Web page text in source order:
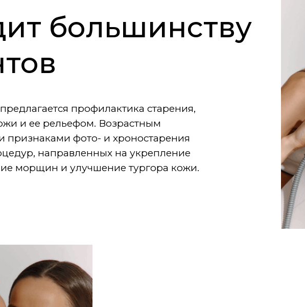
большинству
профилактика старения,
и ее рельефом. Возрастным
призна­ками фото- и хроностарения
направленных на укрепление
морщин и улучшение тургора кожи.